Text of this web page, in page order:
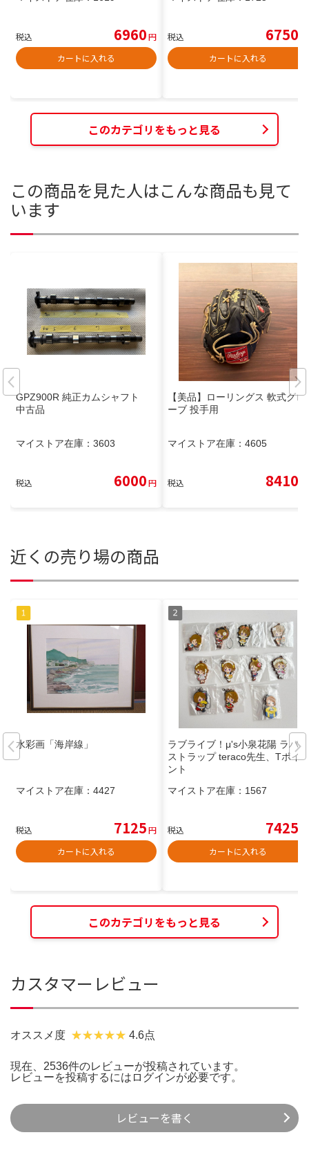
税込 6960円
カートに入れる
税込 6750
カートに入れる
このカテゴリをもっと見る
この商品を見た人はこんな商品も見て
います
GPZ900R 純正カムシャフト
中古品
マイストア在庫： 3603
税込 6000円
【美品】ローリングス 軟式グロ
ーブ 投手用
マイストア在庫： 4605
税込 8410
近くの売り場の商品
水彩画「海岸線」
マイストア在庫： 4427
税込 7125円
カートに入れる
ラブライブ！μ's小泉花陽 ラバー
ストラップ teraco先生、Tポイ
ント
マイストア在庫： 1567
税込 7425
カートに入れる
このカテゴリをもっと見る
カスタマーレビュー
オススメ度 4.6点
現在、2536件のレビューが投稿されています。
レビューを投稿するには ログインが必要です。
レビューを書く